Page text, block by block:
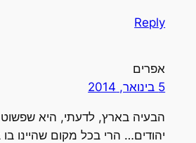
Reply
אפרים
הבעיה בארץ, לדעתי, היא שפשוט
יהודים… הרי בכל מקום שהיינו בו